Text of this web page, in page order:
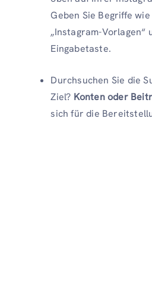
Geben Sie Begriffe
„Instagram-Vorlagen“
Eingabetaste.
Durchsuchen Sie die
Ziel? Konten oder
sich für die